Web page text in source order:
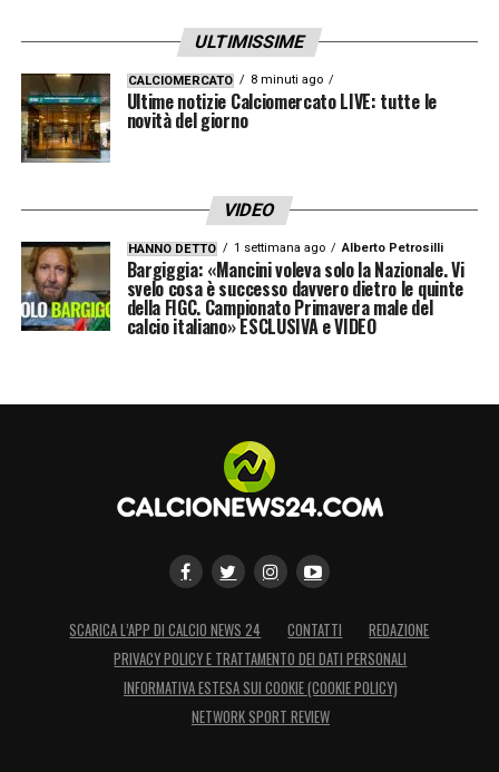
ULTIMISSIME
CALCIOMERCATO 8 minuti ago
Ultime notizie Calciomercato LIVE: tutte le
novità del giorno
VIDEO
HANNO DETTO 1 settimana ago Alberto Petrosilli
Bargiggia: «Mancini voleva solo la Nazionale. Vi
svelo cosa è successo davvero dietro le quinte
della FIGC. Campionato Primavera male del
calcio italiano» ESCLUSIVA e VIDEO
SCARICA L’APP DI CALCIO NEWS 24 CONTATTI
REDAZIONE
PRIVACY POLICY E TRATTAMENTO DEI DATI PERSONALI
INFORMATIVA ESTESA SUI COOKIE (COOKIE POLICY)
NETWORK SPORT REVIEW